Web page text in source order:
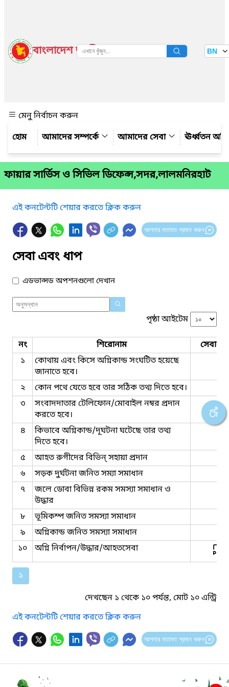
বাংলাদেশ জাতীয় তথ্য বাতায়ন BN
মেনু নির্বাচন করুন
আমাদের সম্পর্কে
আমাদের সেবা ঊর্ধ্বতন
ফায়ার সার্ভিস ও সিভিল ডিফেন্স,সদর,লালমনিরহাট
এই কনটেন্টটি শেয়ার করতে ক্লিক করুন
আপনার মতামত প্রদান করুন
সেবা এবং ধাপ
এডভান্সড অপশনগুলো দেখান
পৃষ্ঠা আইটেম
নং শিরোনাম
সেবার
১
কোথায় এবং কিসে অগ্নিকান্ড সংঘটিত হয়েছে
জানাতে হবে।
২
কোন পথে যেতে হবে তার সঠিক তথ্য দিতে হবে।
৩
সংবাদদাতার টেলিফোন/মোবাইল নম্বর প্রদান
করতে হবে।
৪
কিভাবে অগ্নিকান্ড/দূঘটনা ঘটেছে তার তথ্য
দিতে হবে।
৫
আহত রুগীদের বিভিন্ সহায়া প্রদান
৬
সড়ক দুর্ঘটনা জনিত সম্যা সমাধান
৭
জলে ডোবা বিভিন্ন রকম সমস্যা সমাধান ও
উদ্ধার
৮
ভূমিকম্প জনিত সমস্যা সমাধান
৯
অগ্নিকান্ড জনিত সমস্যা সমাধান
১০
অগ্নি নির্বাপন/উদ্ধার/আহতসেবা
১
দেখছেন ১ থেকে ১০ পর্যন্ত, মোট ১০ এন্ট্রি
এই কনটেন্টটি শেয়ার করতে ক্লিক করুন
আপনার মতামত প্রদান করুন